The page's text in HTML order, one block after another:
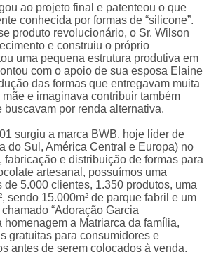
ao projeto final e patenteou o que
conhecida por formas de “silicone”.
produto revolucionário, o Sr. Wilson
e construiu o próprio
uma pequena estrutura produtiva em
com o apoio de sua esposa Elaine
das formas que entregavam muita
e imaginava contribuir também
buscavam por renda alternativa.
surgiu a marca BWB, hoje líder de
do Sul, América Central e Europa) no
fabricação e distribuição de formas para
artesanal, possuímos uma
de 5.000 clientes, 1.350 produtos, uma
sendo 15.000m² de parque fabril e um
“Adoração Garcia
homenagem a Matriarca da família,
gratuitas para consumidores e
antes de serem colocados à venda.